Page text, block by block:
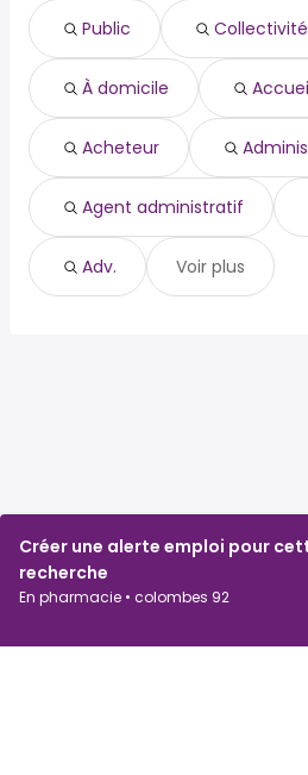
Créer une alerte emploi pour
recherche
En pharmacie • colombes 92
Neuilly-sur-Seine
Épinay-sur-Seine
Rueil-Malmaison
Levallois-Perret
Clichy
Neuilly-sur-Seine
Épinay-sur-Seine
accueil
achat
acheteur
administratif
agent administratif
administration
adv.
Public
À domicile
Acheteur
Agent administratif
Adv. Voir plus